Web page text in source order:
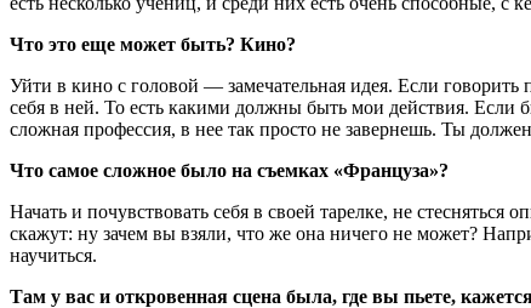
Что это еще может быть? Кино?
Уйти в кино с головой — замечательная идея. Если
себя в ней. То есть какими должны быть мои действия. Если
сложная профессия, в нее так просто не завернешь. Ты
Что самое сложное было на съемках «Француза»?
Начать и почувствовать себя в своей тарелке, не
скажут: ну зачем вы взяли, что же она ничего не может?
научиться.
Там у вас и откровенная сцена была, где вы пьете,